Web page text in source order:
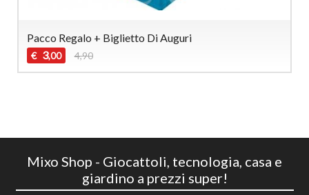
Pacco Regalo + Biglietto Di Auguri
€ 3,00 4,90
Mixo Shop - Giocattoli, tecnologia, casa e
giardino a prezzi super!